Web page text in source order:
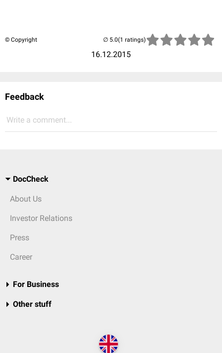
© Copyright
16.12.2015
(1 ratings)
Feedback
Write a comment...
DocCheck
About Us
Investor Relations
Press
Career
For Business
Other stuff